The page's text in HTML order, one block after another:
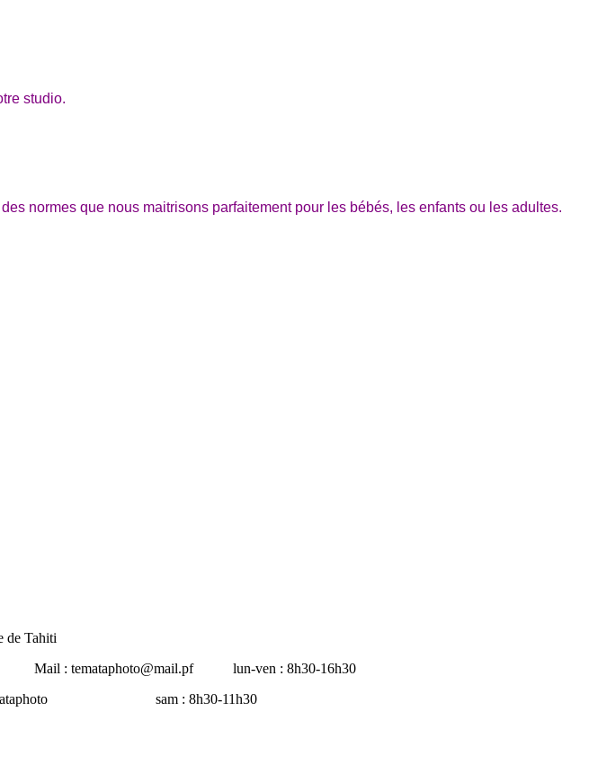
studio.
normes que nous maitrisons parfaitement pour les bébés, les enfants ou les adultes.
de Tahiti
Mail : temataphoto@mail.pf lun-ven : 8h30-16h30
sam : 8h30-11h30